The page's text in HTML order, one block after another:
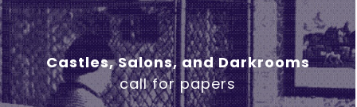
Castles, Salons, and Darkrooms
call for papers